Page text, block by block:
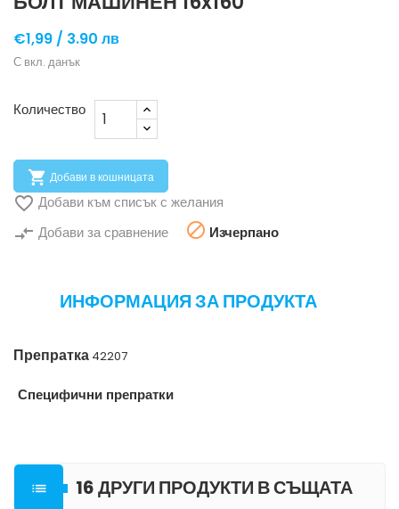
€1,99 / 3.90 лв
С вкл. данък
Количество
 Добави в кошницата
 Добави към списък с желания
compare_arrows Добави за сравнение  Изчерпано
ИНФОРМАЦИЯ ЗА ПРОДУКТА
Препратка 42207
Специфични препратки

16 ДРУГИ ПРОДУКТИ В СЪЩАТА